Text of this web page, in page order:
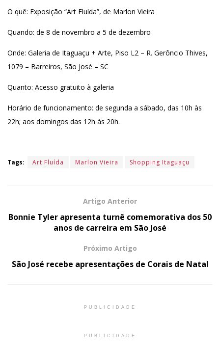
O quê: Exposição “Art Fluída”, de Marlon Vieira
Quando: de 8 de novembro a 5 de dezembro
Onde: Galeria de Itaguaçu + Arte, Piso L2 – R. Gerôncio Thives,
1079 – Barreiros, São José – SC
Quanto: Acesso gratuito à galeria
Horário de funcionamento: de segunda a sábado, das 10h às
22h; aos domingos das 12h às 20h.
Tags: Art Fluída Marlon Vieira Shopping Itaguaçu
Artigo Anterior
Bonnie Tyler apresenta turnê comemorativa dos 50
anos de carreira em São José
Próximo Artigo
São José recebe apresentações de Corais de Natal
PUBLICIDADE
PUBLICIDADE